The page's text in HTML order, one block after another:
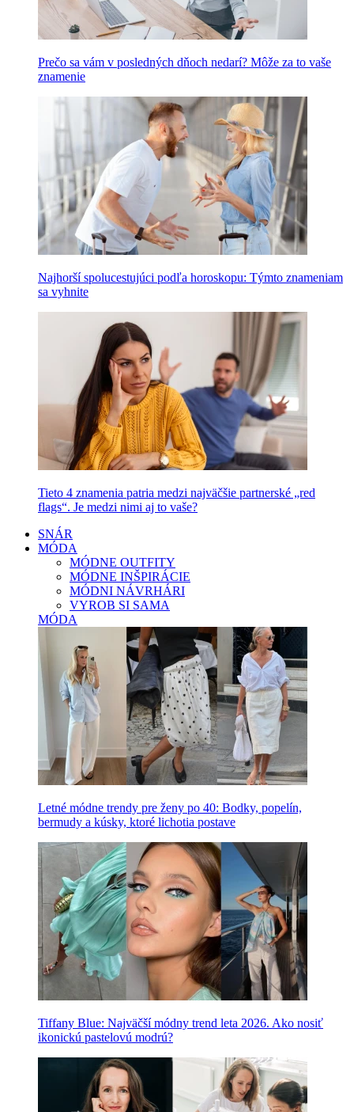
Prečo sa vám v posledných dňoch nedarí? Môže za to vaše
znamenie
Najhorší spolucestujúci podľa horoskopu: Týmto znameniam
sa vyhnite
Tieto 4 znamenia patria medzi najväčšie partnerské „red
flags“. Je medzi nimi aj to vaše?
SNÁR
MÓDA
MÓDNE OUTFITY
MÓDNE INŠPIRÁCIE
MÓDNI NÁVRHÁRI
VYROB SI SAMA
MÓDA
Letné módne trendy pre ženy po 40: Bodky, popelín,
bermudy a kúsky, ktoré lichotia postave
Tiffany Blue: Najväčší módny trend leta 2026. Ako nosiť
ikonickú pastelovú modrú?